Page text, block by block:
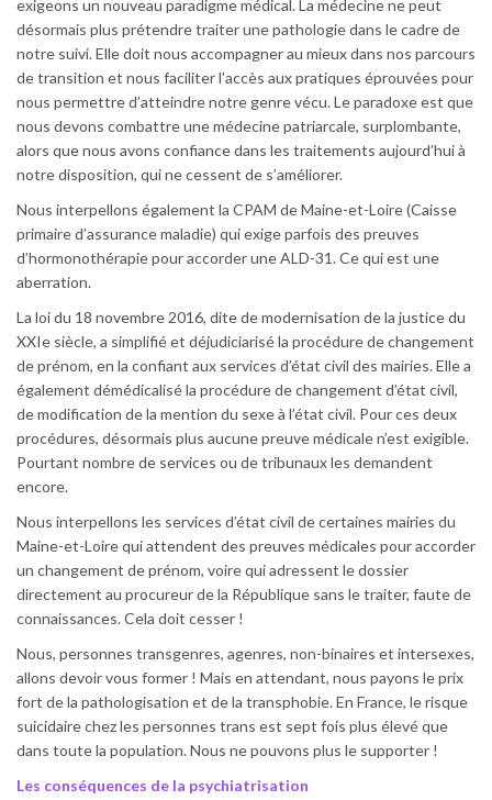
exigeons un nouveau paradigme médical. La médecine ne peut
désormais plus prétendre traiter une pathologie dans le cadre de
notre suivi. Elle doit nous accompagner au mieux dans nos parcours
de transition et nous faciliter l’accès aux pratiques éprouvées pour
nous permettre d’atteindre notre genre vécu. Le paradoxe est que
nous devons combattre une médecine patriarcale, surplombante,
alors que nous avons confiance dans les traitements aujourd’hui à
notre disposition, qui ne cessent de s’améliorer.
Nous interpellons également la CPAM de Maine-et-Loire (Caisse
primaire d’assurance maladie) qui exige parfois des preuves
d’hormonothérapie pour accorder une ALD-31. Ce qui est une
aberration.
La loi du 18 novembre 2016, dite de modernisation de la justice du
XXIe siècle, a simplifié et déjudiciarisé la procédure de changement
de prénom, en la confiant aux services d’état civil des mairies. Elle a
également démédicalisé la procédure de changement d’état civil,
de modification de la mention du sexe à l’état civil. Pour ces deux
procédures, désormais plus aucune preuve médicale n’est exigible.
Pourtant nombre de services ou de tribunaux les demandent
encore.
Nous interpellons les services d’état civil de certaines mairies du
Maine-et-Loire qui attendent des preuves médicales pour accorder
un changement de prénom, voire qui adressent le dossier
directement au procureur de la République sans le traiter, faute de
connaissances. Cela doit cesser !
Nous, personnes transgenres, agenres, non-binaires et intersexes,
allons devoir vous former ! Mais en attendant, nous payons le prix
fort de la pathologisation et de la transphobie. En France, le risque
suicidaire chez les personnes trans est sept fois plus élevé que
dans toute la population. Nous ne pouvons plus le supporter !
Les conséquences de la psychiatrisation